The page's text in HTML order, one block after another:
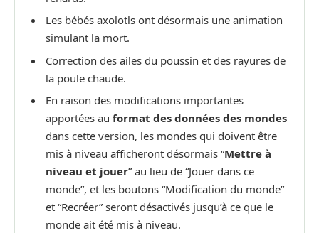
Les bébés axolotls ont désormais une animation
simulant la mort.
Correction des ailes du poussin et des rayures de
la poule chaude.
En raison des modifications importantes
apportées au format des données des mondes
dans cette version, les mondes qui doivent être
mis à niveau afficheront désormais “Mettre à
niveau et jouer” au lieu de “Jouer dans ce
monde”, et les boutons “Modification du monde”
et “Recréer” seront désactivés jusqu’à ce que le
monde ait été mis à niveau.